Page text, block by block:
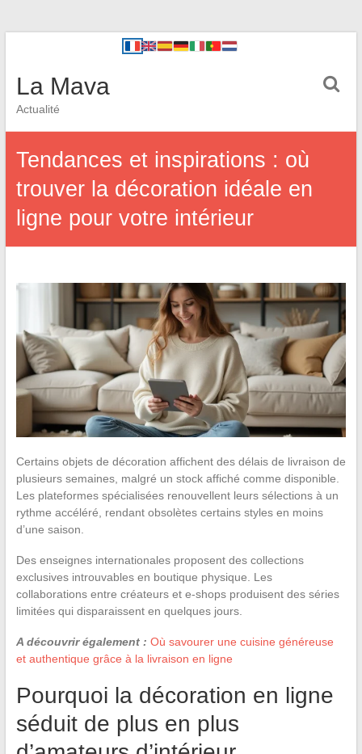
La Mava
Actualité
Tendances et inspirations : où
trouver la décoration idéale en
ligne pour votre intérieur
Certains objets de décoration affichent des délais de livraison de
plusieurs semaines, malgré un stock affiché comme disponible.
Les plateformes spécialisées renouvellent leurs sélections à un
rythme accéléré, rendant obsolètes certains styles en moins
d’une saison.
Des enseignes internationales proposent des collections
exclusives introuvables en boutique physique. Les
collaborations entre créateurs et e-shops produisent des séries
limitées qui disparaissent en quelques jours.
A découvrir également : Où savourer une cuisine généreuse
et authentique grâce à la livraison en ligne
Pourquoi la décoration en ligne
séduit de plus en plus